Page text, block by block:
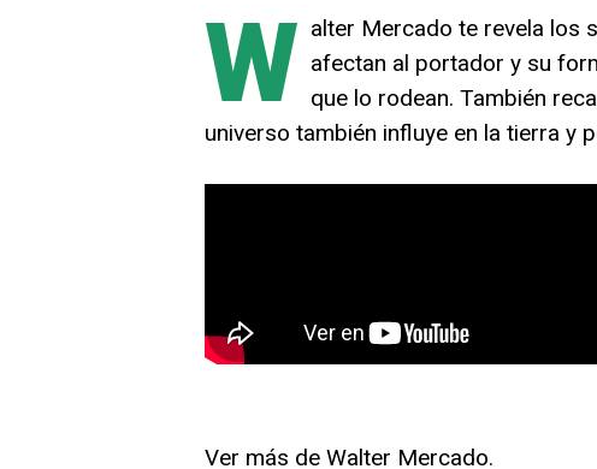
W alter Mercado te revela los
afectan al portador y su
que lo rodean. También
universo también influye en la tierra y
Ver más de Walter Mercado.